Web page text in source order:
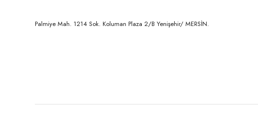
Palmiye Mah. 1214 Sok. Koluman Plaza 2/B Yenişehir/ MERSİN.ㅤㅤㅤㅤㅤㅤㅤㅤㅤㅤㅤㅤㅤㅤㅤㅤㅤㅤㅤㅤㅤㅤㅤㅤㅤㅤㅤㅤㅤㅤㅤㅤㅤㅤㅤ ㅤㅤㅤㅤㅤㅤㅤㅤㅤㅤ